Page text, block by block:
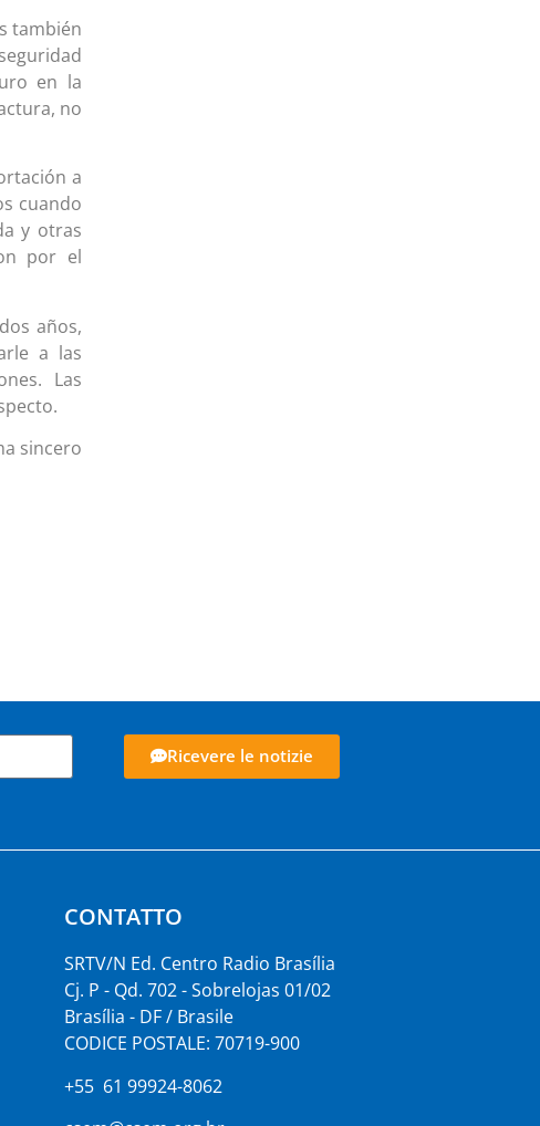
también
en la
no
a
cuando
y otras
por el
años,
a las
Las
sincero
Ricevere le notizie
CONTATTO
SRTV/N Ed. Centro Radio Brasília
Cj. P - Qd. 702 - Sobrelojas 01/02
Brasília - DF / Brasile
CODICE POSTALE: 70719-900
+55 61 99924-8062